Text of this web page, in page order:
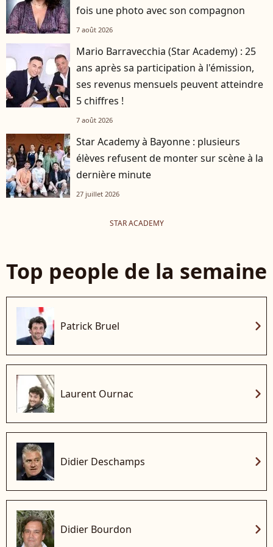
fois une photo avec son compagnon
7 août 2026
Mario Barravecchia (Star Academy) : 25
ans après sa participation à l'émission,
ses revenus mensuels peuvent atteindre
5 chiffres !
7 août 2026
Star Academy à Bayonne : plusieurs
élèves refusent de monter sur scène à la
dernière minute
27 juillet 2026
STAR ACADEMY
Top people de la semaine
Patrick Bruel chevron_right
Laurent Ournac chevron_right
Didier Deschamps chevron_right
Didier Bourdon chevron_right